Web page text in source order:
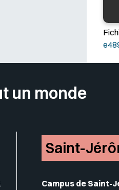
un monde
Saint-
Campus de Saint-